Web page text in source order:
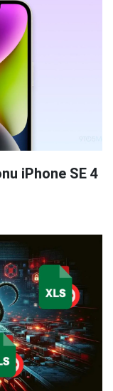
iPhone SE 4